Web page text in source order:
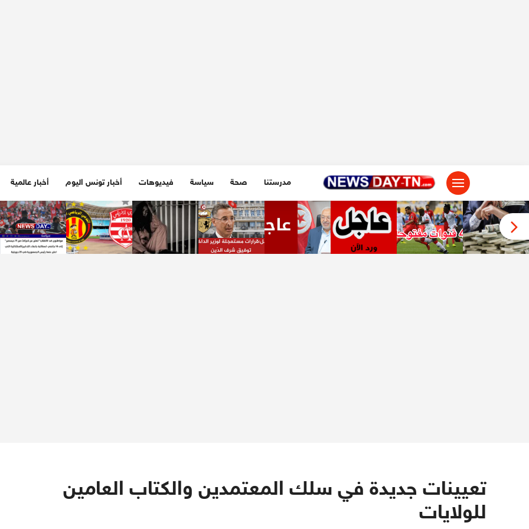
مدرستنا صحة سياسة فيديوهات أخبار تونس اليوم أخبار عالمية
تعيينات جديدة في سلك المعتمدين والكتاب العامين
للولايات